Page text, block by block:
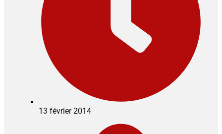
13 février 2014